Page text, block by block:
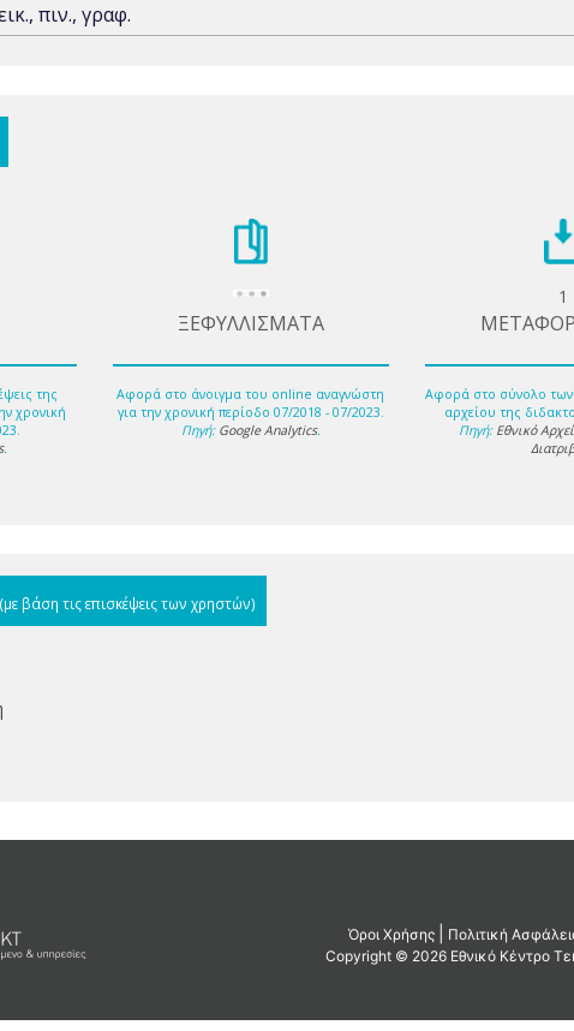
πιν., γραφ.
της
χρονική
.
ΞΕΦΥΛΛΙΣΜΑΤΑ
Αφορά στο άνοιγμα του online αναγνώστη
για την χρονική περίοδο 07/2018 - 07/2023.
Πηγή: Google Analytics.
1
Αφορά στο σύνολο
αρχείου της
Πηγή: Εθνικό
(με βάση τις επισκέψεις των χρηστών)